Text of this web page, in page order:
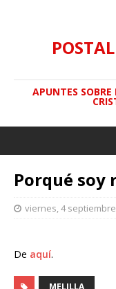
APUNTES
Porqué soy
viernes, 4
De aquí.
MELILLA